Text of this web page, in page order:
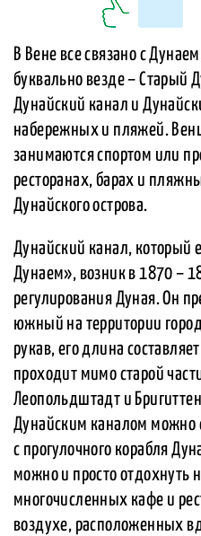
В Вене все связано с
буквально везде – Старый
Дунайский канал и
набережных и пляжей.
занимаются спортом или
ресторанах, барах и
Дунайского острова.
Дунайский канал,
Дунаем», возник в 1870 –
регулирования Дуная. Он
южный на территории
рукав, его длина
проходит мимо старой
Леопольдштадт и
Дунайским каналом можно
с прогулочного корабля
можно и просто отдохнуть
многочисленных кафе и
воздухе, расположенных